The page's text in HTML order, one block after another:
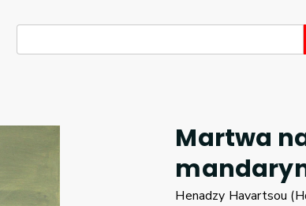
Martwa
Henadzy Havartsou